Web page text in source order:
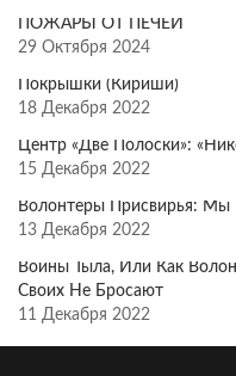
ПОЖАРЫ ОТ ПЕЧЕЙ
29 Октября 2024
Покрышки (Кириши)
18 Декабря 2022
Центр «Две Полоски»:
15 Декабря 2022
Волонтёры Присвирья:
13 Декабря 2022
Воины Тыла, Или Как
Своих Не Бросают
11 Декабря 2022